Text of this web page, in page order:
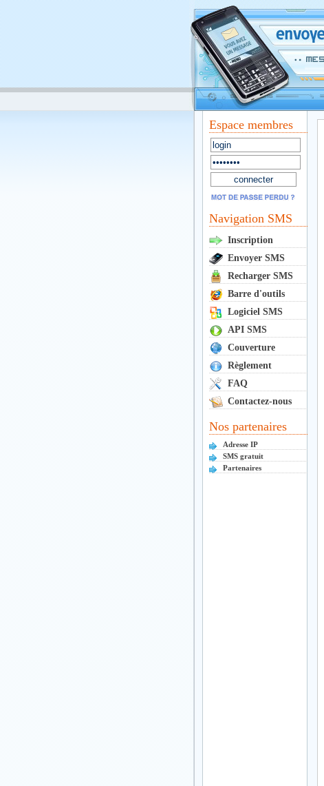
Espace membres
Navigation SMS
Inscription
Envoyer SMS
Recharger SMS
Barre d'outils
Logiciel SMS
API SMS
Couverture
Règlement
FAQ
Contactez-nous
Nos partenaires
Adresse IP
SMS gratuit
Partenaires